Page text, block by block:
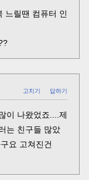
느릴땐 컴퓨터 인
고치기 답하기
이 나왔었죠....제
는 친구들 많았
요 고쳐진건